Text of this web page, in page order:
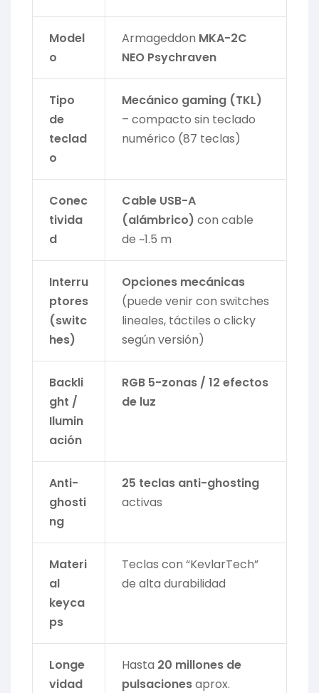
Model
o
Armageddon MKA-2C
NEO Psychraven
Tipo
de
teclad
o
Mecánico gaming (TKL)
– compacto sin teclado
numérico (87 teclas)
Conec
tivida
d
Cable USB-A
(alámbrico) con cable
de ~1.5 m
Interru
ptores
(switc
hes)
Opciones mecánicas
(puede venir con switches
lineales, táctiles o clicky
según versión)
Backli
ght /
Ilumin
ación
RGB 5-zonas / 12 efectos
de luz
Anti-
ghosti
ng
25 teclas anti-ghosting
activas
Materi
al
keyca
ps
Teclas con “KevlarTech”
de alta durabilidad
Longe
vidad
Hasta 20 millones de
pulsacionesaprox.